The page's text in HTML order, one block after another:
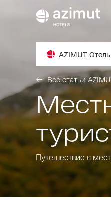
AZIMUT
Все статьи
Путешествие с